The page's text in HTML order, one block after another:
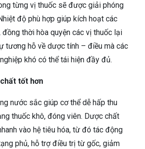
từng vị thuốc sẽ được giải phóng
độ phù hợp giúp kích hoạt các
đồng thời hòa quyện các vị thuốc lại
tương hỗ về dược tính – điều mà các
khó có thể tái hiện đầy đủ.
tốt hơn
nước sắc giúp cơ thể dễ hấp thu
thuốc khô, đóng viên. Dược chất
vào hệ tiêu hóa, từ đó tác động
phủ, hỗ trợ điều trị từ gốc, giảm